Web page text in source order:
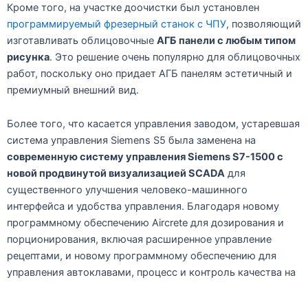
Кроме того, на участке доочистки был установлен
программируемый фрезерный станок с ЧПУ, позволяющий
изготавливать облицовочные АГБ панели с любым типом
рисунка. Это решение очень популярно для облицовочных
работ, поскольку оно придает АГБ панелям эстетичный и
премиумный внешний вид.
Более того, что касается управления заводом, устаревшая
система управления Siemens S5 была заменена на
современную систему управления Siemens S7-1500 с
новой продвинутой визуализацией SCADA для
существенного улучшения человеко-машинного
интерфейса и удобства управления. Благодаря новому
программному обеспечению Aircrete для дозирования и
порционирования, включая расширенное управление
рецептами, и новому программному обеспечению для
управления автоклавами, процесс и контроль качества на